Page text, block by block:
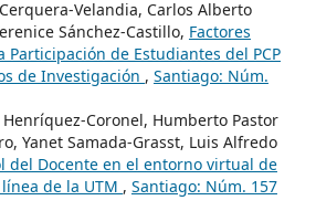
Velandia, Carlos Alberto
Sánchez-Castillo, Factores
Participación de Estudiantes del PCP
de Investigación , Santiago: Núm.
Coronel, Humberto Pastor
Yanet Samada-Grasst, Luis Alfredo
del Docente en el entorno virtual de
de la UTM , Santiago: Núm. 157